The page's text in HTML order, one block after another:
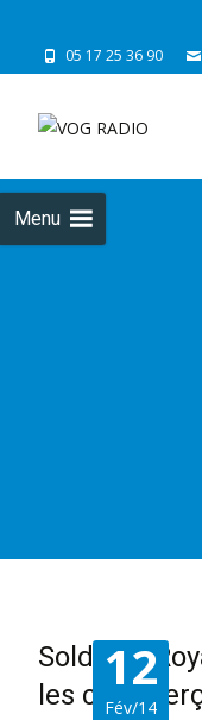
05 17 25 36 90
Menu
12
Fév/14
Soldes à
les